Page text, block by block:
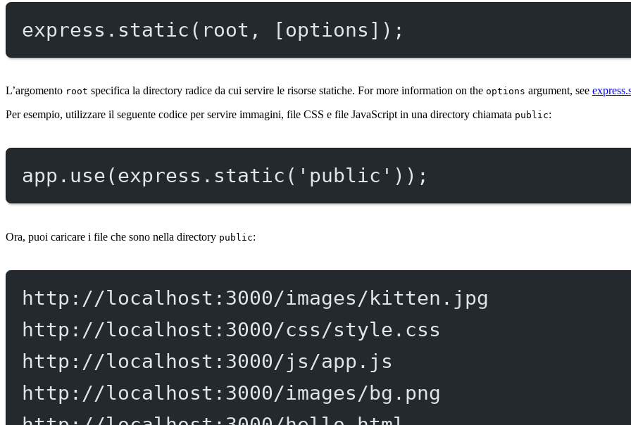
express. static (root, [options]);
L’argomento root specifica la directory radice da cui servire le risorse statiche. For more information on the options argument, see
Per esempio, utilizzare il seguente codice per servire immagini, file CSS e file JavaScript in una directory chiamata public:
app. use(express. static ( 'public' ));
Ora, puoi caricare i file che sono nella directory public:
http://localhost:3000/images/kitten.jpg
http://localhost:3000/css/style.css
http://localhost:3000/js/app.js
http://localhost:3000/images/bg.png